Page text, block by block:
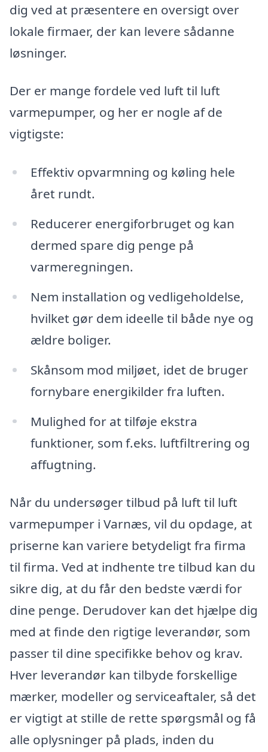
dig ved at præsentere en oversigt over
lokale firmaer, der kan levere sådanne
løsninger.
Der er mange fordele ved luft til luft
varmepumper, og her er nogle af de
vigtigste:
Effektiv opvarmning og køling hele
året rundt.
Reducerer energiforbruget og kan
dermed spare dig penge på
varmeregningen.
Nem installation og vedligeholdelse,
hvilket gør dem ideelle til både nye og
ældre boliger.
Skånsom mod miljøet, idet de bruger
fornybare energikilder fra luften.
Mulighed for at tilføje ekstra
funktioner, som f.eks. luftfiltrering og
affugtning.
Når du undersøger tilbud på luft til luft
varmepumper i Varnæs, vil du opdage, at
priserne kan variere betydeligt fra firma
til firma. Ved at indhente tre tilbud kan du
sikre dig, at du får den bedste værdi for
dine penge. Derudover kan det hjælpe dig
med at finde den rigtige leverandør, som
passer til dine specifikke behov og krav.
Hver leverandør kan tilbyde forskellige
mærker, modeller og serviceaftaler, så det
er vigtigt at stille de rette spørgsmål og få
alle oplysninger på plads, inden du